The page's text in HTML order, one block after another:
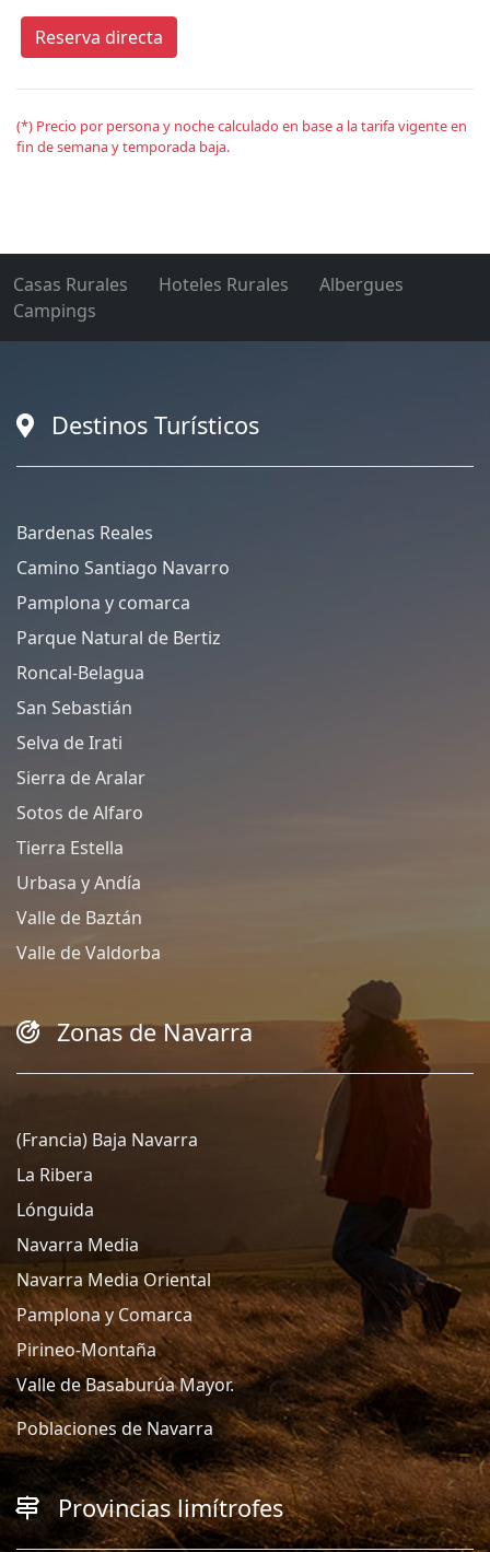
Reserva directa
(*) Precio por persona y noche calculado en base a la tarifa vigente en
fin de semana y temporada baja.
Casas Rurales Hoteles Rurales
Albergues
Campings
Destinos Turísticos
Bardenas Reales
Camino Santiago Navarro
Pamplona y comarca
Parque Natural de Bertiz
Roncal-Belagua
San Sebastián
Selva de Irati
Sierra de Aralar
Sotos de Alfaro
Tierra Estella
Urbasa y Andía
Valle de Baztán
Valle de Valdorba
Zonas de Navarra
(Francia) Baja Navarra
La Ribera
Lónguida
Navarra Media
Navarra Media Oriental
Pamplona y Comarca
Pirineo-Montaña
Valle de Basaburúa Mayor.
Poblaciones de Navarra
Provincias limítrofes